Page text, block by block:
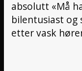
absolutt «Må
bilentusiast og
etter vask